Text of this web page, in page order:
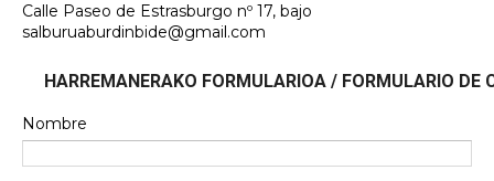
Calle Paseo de Estrasburgo nº 17, bajo
salburuaburdinbide@gmail.com
HARREMANERAKO FORMULARIOA / FORMULARIO DE
Nombre